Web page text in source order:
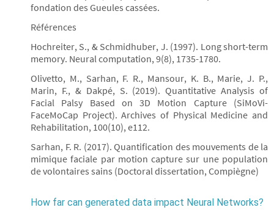
fondation des Gueules cassées.
Références
Hochreiter, S., & Schmidhuber, J. (1997). Long short-term
memory. Neural computation, 9(8), 1735-1780.
Olivetto, M., Sarhan, F. R., Mansour, K. B., Marie, J. P.,
Marin, F., & Dakpé, S. (2019). Quantitative Analysis of
Facial Palsy Based on 3D Motion Capture (SiMoVi-
FaceMoCap Project). Archives of Physical Medicine and
Rehabilitation, 100(10), e112.
Sarhan, F. R. (2017). Quantification des mouvements de la
mimique faciale par motion capture sur une population
de volontaires sains (Doctoral dissertation, Compiègne)
How far can generated data impact Neural Networks?